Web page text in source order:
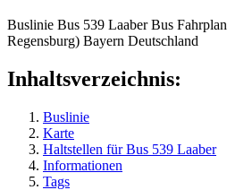
Buslinie Bus 539 Laaber Bus Fahrplan
Regensburg) Bayern Deutschland
Inhaltsverzeichnis:
Buslinie
Karte
Haltstellen für Bus 539 Laaber
Informationen
Tags